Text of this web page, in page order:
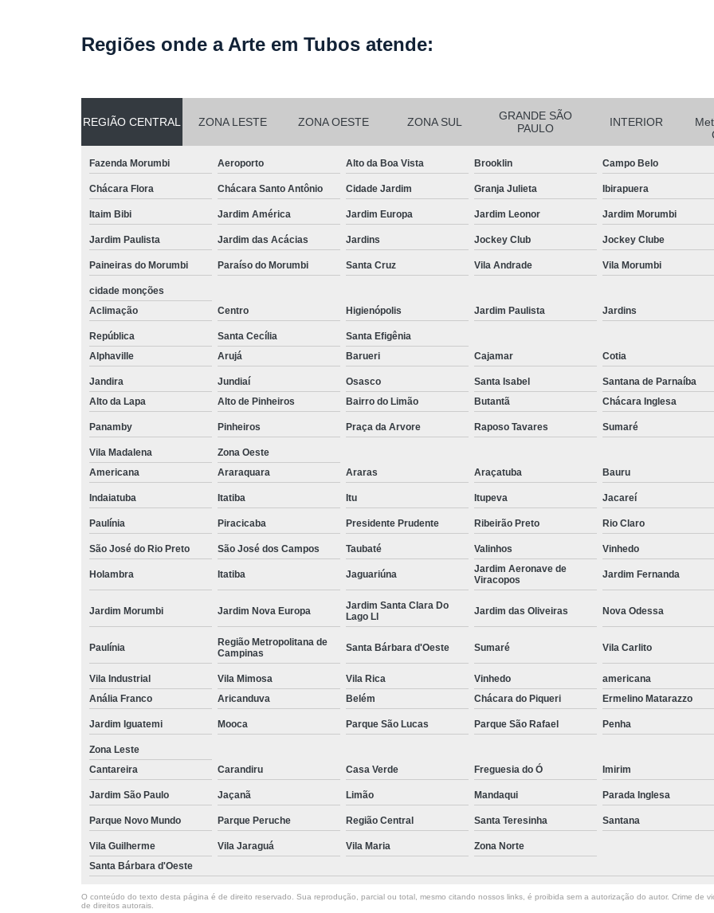
aço carbono
Corrimão de Inox
Corrimão Escada Interna
Corrimão Inox de Escada
Corrimão Inox para Escada
Corrimão Inox Quadrado
Corte a Laser Chapa Aço
Corte a Laser Oxigênio
Solda a Laser
Corte a Laser em Chapa de
Corte de Chapa Inox a Laser
Curvamento de Tubos
Curvamento de Tubos a
Curvamento de Tubos de Aço
Curvamento de Tubos
Curvamento de Tubos Industrial
Dobra Chapa de Alumínio
Dobra de Chapa de
Dobra de Tubo Redondo
Dobra Tubo com Maçarico
Dobra Tubo Quadrado
Empresa de Corte a Laser
Empresa de Corte a Laser Chapa
Regiões onde a Arte em Tubos atende:
REGIÃO CENTRAL ZONA LESTE ZONA OESTE ZONA SUL
GRANDE SÃO
PAULO
INTERIOR
Fazenda Morumbi Aeroporto Alto da Boa Vista Brooklin Campo Belo
Chácara Flora Chácara Santo Antônio Cidade Jardim Granja Julieta Ibirapuera
Itaim Bibi Jardim América Jardim Europa Jardim Leonor Jardim Morumbi
Jardim Paulista Jardim das Acácias Jardins Jockey Club Jockey Clube
Paineiras do Morumbi Paraíso do Morumbi Santa Cruz Vila Andrade Vila Morumbi
cidade monções
Aclimação
Centro Higienópolis Jardim Paulista Jardins
República Santa Cecília
Santa Efigênia
Alphaville
Arujá Barueri Cajamar Cotia
Jandira Jundiaí Osasco Santa Isabel Santana de Parnaíba
Alto da Lapa
Alto de Pinheiros Bairro do Limão Butantã Chácara Inglesa
Panamby Pinheiros Praça da Arvore Raposo Tavares Sumaré
Vila Madalena
Zona Oeste
Americana
Araraquara Araras Araçatuba Bauru
Indaiatuba Itatiba Itu Itupeva Jacareí
Paulínia Piracicaba Presidente Prudente Ribeirão Preto Rio Claro
São José do Rio Preto São José dos Campos Taubaté Valinhos Vinhedo
Holambra Itatiba Jaguariúna
Jardim Aeronave de
Viracopos
Jardim Fernanda
Jardim Morumbi Jardim Nova Europa
Jardim Santa Clara Do
Lago Ll
Jardim das Oliveiras Nova Odessa
Paulínia
Região Metropolitana de
Campinas
Santa Bárbara d'Oeste Sumaré Vila Carlito
Vila Industrial Vila Mimosa Vila Rica Vinhedo
americana
Anália Franco
Aricanduva Belém Chácara do Piqueri Ermelino Matarazzo
Jardim Iguatemi Mooca Parque São Lucas Parque São Rafael Penha
Zona Leste
Cantareira
Carandiru Casa Verde Freguesia do Ó Imirim
Jardim São Paulo Jaçanã Limão Mandaqui Parada Inglesa
Parque Novo Mundo Parque Peruche Região Central Santa Teresinha Santana
Vila Guilherme Vila Jaraguá Vila Maria
Zona Norte
Santa Bárbara d'Oeste
O conteúdo do texto desta página é de direito reservado. Sua reprodução, parcial ou total, mesmo citando nossos links, é proibida sem a autorização do autor. Crime de
de direitos autorais